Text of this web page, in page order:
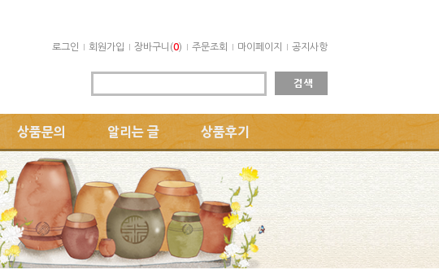
로그인 회원가입 장바구니(0) 주문조회 마이페이지 공지사항
상품문의 알리는 글 상품후기